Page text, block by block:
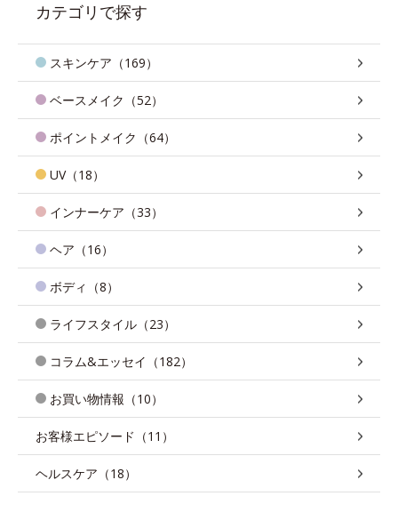
カテゴリで探す
スキンケア（169）
ベースメイク（52）
ポイントメイク（64）
UV（18）
インナーケア（33）
ヘア（16）
ボディ（8）
ライフスタイル（23）
コラム&エッセイ（182）
お買い物情報（10）
お客様エピソード（11）
ヘルスケア（18）